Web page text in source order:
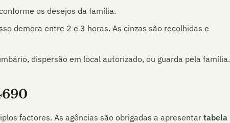
os desejos da família.
demora entre 2 e 3 horas. As cinzas são recolhidas e
dispersão em local autorizado, ou guarda pela família.
factores. As agências são obrigadas a apresentar tabela